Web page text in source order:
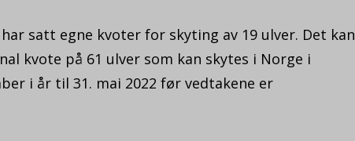
satt egne kvoter for skyting av 19 ulver. Det kan
kvote på 61 ulver som kan skytes i Norge i
i år til 31. mai 2022 før vedtakene er